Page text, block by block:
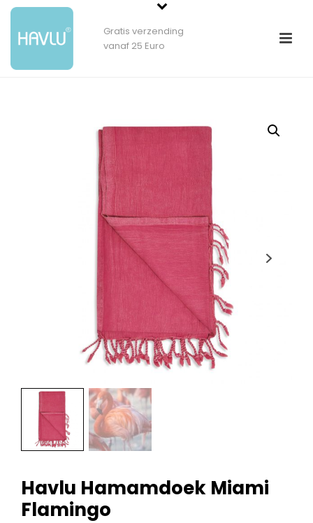
Gratis verzending
vanaf 25 Euro
Havlu Hamamdoek Miami
Flamingo